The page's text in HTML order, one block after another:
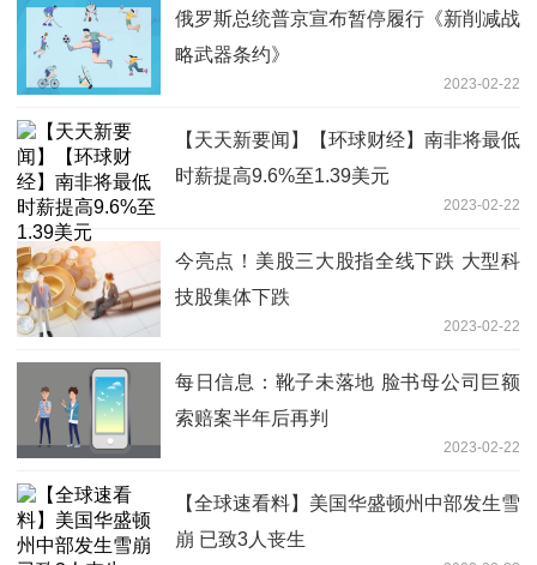
俄罗斯总统普京宣布暂停履行《新削减战
略武器条约》
2023-02-22
【天天新要闻】【环球财经】南非将最低
时薪提高9.6%至1.39美元
2023-02-22
今亮点！美股三大股指全线下跌 大型科
技股集体下跌
2023-02-22
每日信息：靴子未落地 脸书母公司巨额
索赔案半年后再判
2023-02-22
【全球速看料】美国华盛顿州中部发生雪
崩 已致3人丧生